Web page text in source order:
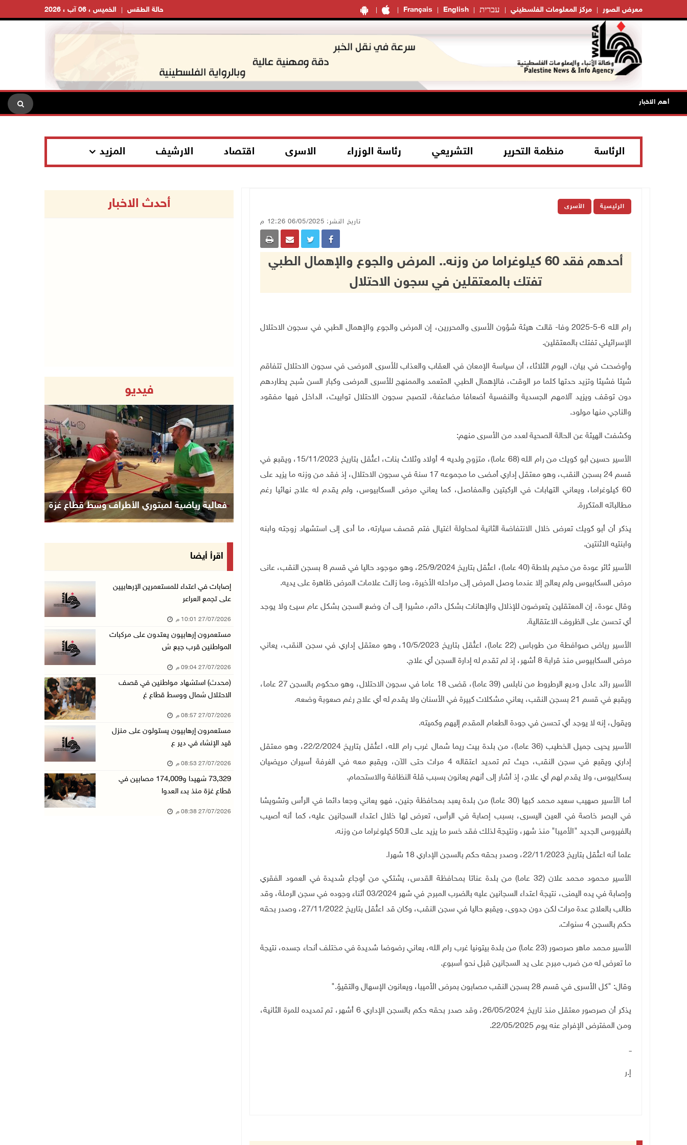
Français English עברית مركز المعلومات الفلسطيني معرض الصور الخميس ، 06 آب ، 2026 حالة الطقس
أهم الاخبار
الرئاسة منظمة التحرير التشريعي رئاسة الوزراء الاسرى اقتصاد الارشيف المزيد
الرئيسية الأسرى
تاريخ النشر: 06/05/2025 12:26 م
أحدهم فقد 60 كيلوغراما من وزنه.. المرض والجوع والإهمال الطبي
تفتك بالمعتقلين في سجون الاحتلال
رام الله 6-5-2025 وفا- قالت هيئة شؤون الأسرى والمحررين، إن المرض والجوع والإهمال الطبي في سجون الاحتلال
الإسرائيلي تفتك بالمعتقلين.
وأوضحت في بيان، اليوم الثلاثاء، أن سياسة الإمعان في العقاب والعذاب للأسرى المرضى في سجون الاحتلال تتفاقم
شيئا فشيئا وتزيد حدتها كلما مر الوقت، فالإهمال الطبي المتعمد والممنهج للأسرى المرضى وكبار السن شبح يطاردهم
دون توقف ويزيد آلامهم الجسدية والنفسية أضعافا مضاعفة، لتصبح سجون الاحتلال توابيت، الداخل فيها مفقود
والناجي منها مولود.
وكشفت الهيئة عن الحالة الصحية لعدد من الأسرى منهم:
الأسير حسين أبو كويك من رام الله (68 عاما)، متزوج ولديه 4 أولاد وثلاث بنات، اعتُقل بتاريخ 15/11/2023، ويقبع في
قسم 24 بسجن النقب، وهو معتقل إداري أمضى ما مجموعه 17 سنة في سجون الاحتلال، إذ فقد من وزنه ما يزيد على
60 كيلوغراما، ويعاني التهابات في الركبتين والمفاصل، كما يعاني مرض السكابيوس، ولم يقدم له علاج نهائيا رغم
مطالباته المتكررة.
يذكر أن أبو كويك تعرض خلال الانتفاضة الثانية لمحاولة اغتيال فتم قصف سيارته، ما أدى إلى استشهاد زوجته وابنه
وابنتيه الاثنتين.
الأسير ثائر عودة من مخيم بلاطة (40 عاما)، اعتُقل بتاريخ 25/9/2024، وهو موجود حاليا في قسم 8 بسجن النقب، عانى
مرض السكابيوس ولم يعالج إلا عندما وصل المرض إلى مراحله الأخيرة، وما زالت علامات المرض ظاهرة على يديه.
وقال عودة، إن المعتقلين يتعرضون للإذلال والإهانات بشكل دائم، مشيرا إلى أن وضع السجن بشكل عام سيئ ولا يوجد
أي تحسن على الظروف الاعتقالية.
الأسير رياض صوافطة من طوباس (22 عاما)، اعتُقل بتاريخ 10/5/2023، وهو معتقل إداري في سجن النقب، يعاني
مرض السكابيوس منذ قرابة 8 أشهر، إذ لم تقدم له إدارة السجن أي علاج
.
الأسير رائد عادل وديع الرطروط من نابلس (39 عاما)، قضى 18 عاما في سجون الاحتلال، وهو محكوم بالسجن 27 عاما،
ويقبع في قسم 21 بسجن النقب، يعاني مشكلات كبيرة في الأسنان ولا يقدم له أي علاج رغم صعوبة وضعه.
ويقول، إنه لا يوجد أي تحسن في جودة الطعام المقدم إليهم وكميته.
الأسير يحيى جميل الخطيب (36 عاما)، من بلدة بيت ريما شمال غرب رام الله، اعتُقل بتاريخ 22/2/2024، وهو معتقل
إداري ويقبع في سجن النقب، حيث تم تمديد اعتقاله 4 مرات حتى الآن، ويقبع معه في الغرفة أسيران مريضيان
بسكابيوس، ولا يقدم لهم أي علاج، إذ أشار إلى أنهم يعانون بسبب قلة النظافة والاستحمام.
أما الأسير صهيب سعيد محمد كبها (30 عاما) من بلدة يعبد بمحافظة جنين، فهو يعاني وجعا دائما في الرأس وتشويشا
في البصر خاصة في العين اليسرى، بسبب إصابة في الرأس، تعرض لها خلال اعتداء السجانين عليه، كما أنه أصيب
بالفيروس الجديد "الأميبا" منذ شهر، ونتيجة لذلك فقد خسر ما يزيد على الـ50 كيلوغراما من وزنه.
علما أنه اعتُقل بتاريخ 22/11/2023، وصدر بحقه حكم بالسجن الإداري 18 شهرا .
الأسير محمود محمد علان (32 عاما) من بلدة عناتا بمحافظة القدس، يشتكي من أوجاع شديدة في العمود الفقري
وإصابة في يده اليمنى، نتيجة اعتداء السجانين عليه بالضرب المبرح في شهر 03/2024 أثناء وجوده في سجن الرملة، وقد
طالب بالعلاج عدة مرات لكن دون جدوى، ويقبع حاليا في سجن النقب، وكان قد اعتُقل بتاريخ 27/11/2022، وصدر بحقه
حكم بالسجن 4 سنوات.
الأسير محمد ماهر صرصور (23 عاما) من بلدة بيتونيا غرب رام الله، يعاني رضوضا شديدة في مختلف أنحاء جسده، نتيجة
ما تعرض له من ضرب مبرح على يد السجانين قبل نحو أسبوع.
وقال: "كل الأسرى في قسم 28 بسجن النقب مصابون بمرض الأميبا، ويعانون الإسهال والتقيؤ ".
يذكر أن صرصور معتقل منذ تاريخ 26/05/2024، وقد صدر بحقه حكم بالسجن الإداري 6 أشهر، تم تمديده للمرة الثانية،
ومن المفترض الإفراج عنه يوم 22/05/2025
.
ــ
إ.ر
أحدث الاخبار
فيديو
فعالية رياضية لمبتوري الأطراف وسط قطاع غزة
Previous Next
اقرأ أيضا
إصابات في اعتداء للمستعمرين الإرهابيين
على تجمع العراعر
27/07/2026 10:01 م
مستعمرون إرهابيون يعتدون على مركبات
المواطنين قرب جبع ش
27/07/2026 09:04 م
(محدث) استشهاد مواطنين في قصف
الاحتلال شمال ووسط قطاع غ
27/07/2026 08:57 م
مستعمرون إرهابيون يستولون على منزل
قيد الإنشاء في دير ع
27/07/2026 08:53 م
73,329 شهيدا و174,009 مصابين في
قطاع غزة منذ بدء العدوا
27/07/2026 08:38 م